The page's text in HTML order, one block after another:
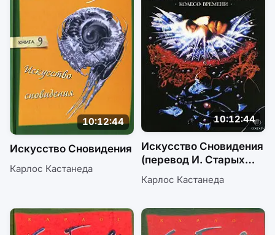
10:12:44
Искусство Сновидения
Карлос Кастанеда
10:12:44
Искусство Сновидения
(перевод И. Старых
Карлос Кастанеда